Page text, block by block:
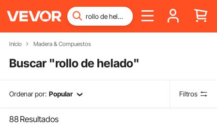
Inicio Madera & Compuestos
Buscar "rollo de helado"
Ordenar por: Popular Filtros
88 Resultados